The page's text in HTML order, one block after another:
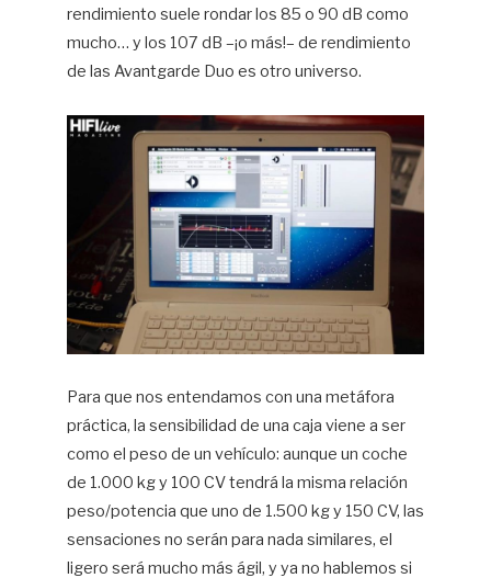
rendimiento suele rondar los 85 o 90 dB como
mucho… y los 107 dB –¡o más!– de rendimiento
de las Avantgarde Duo es otro universo.
Para que nos entendamos con una metáfora
práctica, la sensibilidad de una caja viene a ser
como el peso de un vehículo: aunque un coche
de 1.000 kg y 100 CV tendrá la misma relación
peso/potencia que uno de 1.500 kg y 150 CV, las
sensaciones no serán para nada similares, el
ligero será mucho más ágil, y ya no hablemos si